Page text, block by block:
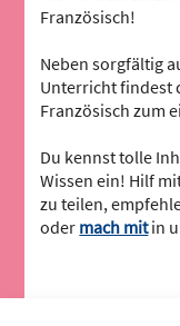
Französisch!
Neben sorgfältig
Unterricht findest
Französisch zum
Du kennst tolle
Wissen ein! Hilf
zu teilen,
oder mach mitin